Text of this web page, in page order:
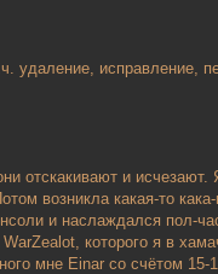
удаление, исправление,
отскакивают и исчезают.
возникла какая-то кака-
и наслаждался пол-
которого я в
мне Einar со счётом 15-